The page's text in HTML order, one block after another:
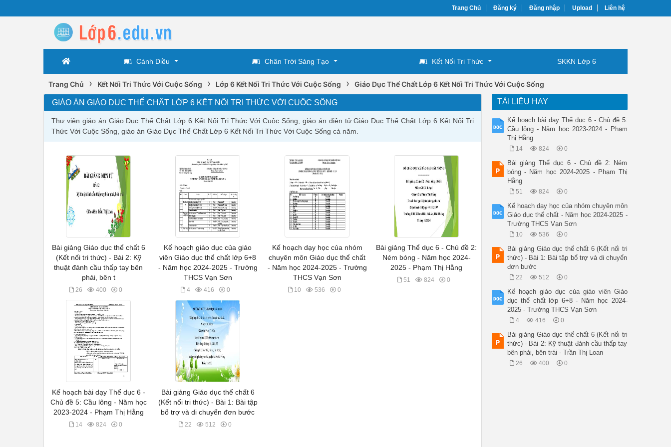
Trang Chủ Đăng ký Đăng nhập Upload Liên hệ
Cánh Diều Chân Trời Sáng Tạo Kết Nối Tri Thức SKKN Lớp 6
Trang Chủ › Kết Nối Tri Thức Với Cuộc Sống › Lớp 6 Kết Nối Tri Thức Với Cuộc Sống › Giáo Dục Thể Chất Lớp 6 Kết Nối Tri Thức Với Cuộc Sống
GIÁO ÁN GIÁO DỤC THỂ CHẤT LỚP 6 KẾT NỐI TRI THỨC VỚI CUỘC SỐNG
Thư viện giáo án Giáo Dục Thể Chất Lớp 6 Kết Nối Tri Thức Với Cuộc Sống, giáo án điện tử Giáo Dục Thể Chất Lớp 6 Kết Nối Tri
Thức Với Cuộc Sống, giáo án Giáo Dục Thể Chất Lớp 6 Kết Nối Tri Thức Với Cuộc Sống cả năm.
Bài giảng Giáo dục thể chất 6
(Kết nối tri thức) - Bài 2: Kỹ
thuật đánh cầu thấp tay bên
phải, bên t
26 400 0
Kế hoạch giáo dục của giáo
viên Giáo dục thể chất lớp 6+8
- Năm học 2024-2025 - Trường
THCS Vạn Sơn
4 416 0
Kế hoạch dạy học của nhóm
chuyên môn Giáo dục thể chất
- Năm học 2024-2025 - Trường
THCS Vạn Sơn
10 536 0
Bài giảng Thể dục 6 - Chủ đề 2:
Ném bóng - Năm học 2024-
2025 - Phạm Thị Hằng
51 824 0
Kế hoạch bài dạy Thể dục 6 -
Chủ đề 5: Cầu lông - Năm học
2023-2024 - Phạm Thị Hằng
14 824 0
Bài giảng Giáo dục thể chất 6
(Kết nối tri thức) - Bài 1: Bài tập
bổ trợ và di chuyển đơn bước
22 512 0
TÀI LIỆU HAY
Kế hoạch bài dạy Thể dục 6 - Chủ đề 5:
Cầu lông - Năm học 2023-2024 - Phạm
Thị Hằng
14 824 0
Bài giảng Thể dục 6 - Chủ đề 2: Ném
bóng - Năm học 2024-2025 - Phạm Thị
Hằng
51 824 0
Kế hoạch dạy học của nhóm chuyên môn
Giáo dục thể chất - Năm học 2024-2025 -
Trường THCS Vạn Sơn
10 536 0
Bài giảng Giáo dục thể chất 6 (Kết nối tri
thức) - Bài 1: Bài tập bổ trợ và di chuyển
đơn bước
22 512 0
Kế hoạch giáo dục của giáo viên Giáo
dục thể chất lớp 6+8 - Năm học 2024-
2025 - Trường THCS Vạn Sơn
4 416 0
Bài giảng Giáo dục thể chất 6 (Kết nối tri
thức) - Bài 2: Kỹ thuật đánh cầu thấp tay
bên phải, bên trái - Trần Thị Loan
26 400 0